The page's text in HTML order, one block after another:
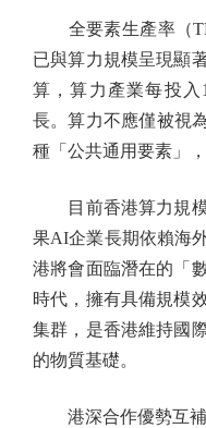
全要素生產率（
已與算力規模呈現顯
算，算力產業每投入
長。算力不應僅被視
種「公共通用要素」
目前香港算力規模
果AI企業長期依賴海
港將會面臨潛在的「
時代，擁有具備規模
集群，是香港維持國
的物質基礎。
港深合作優勢互補